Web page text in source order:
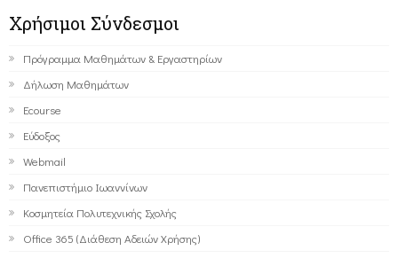
Χρήσιμοι Σύνδεσμοι
Πρόγραμμα Μαθημάτων & Εργαστηρίων
Δήλωση Μαθημάτων
Ecourse
Εύδοξος
Webmail
Πανεπιστήμιο Ιωαννίνων
Κοσμητεία Πολυτεχνικής Σχολής
Office 365 (Διάθεση Αδειών Χρήσης)